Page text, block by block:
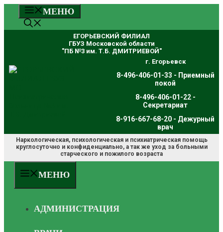
Перейти
содержимому
МЕНЮ
ЕГОРЬЕВСКИЙ ФИЛИАЛ
ГБУЗ Московской области
"ПБ №3 им. Т.Б. ДМИТРИЕВОЙ"
г. Егорьевск
8-496-406-01-33 - Приемный
покой
8-496-406-01-22 -
Секретариат
8-916-667-68-20 - Дежурный
врач
Наркологическая, психологическая и психиатрическая помощь
круглосуточно и конфиденциально, а так же уход за больными
старческого и пожилого возраста
МЕНЮ
АДМИНИСТРАЦИЯ